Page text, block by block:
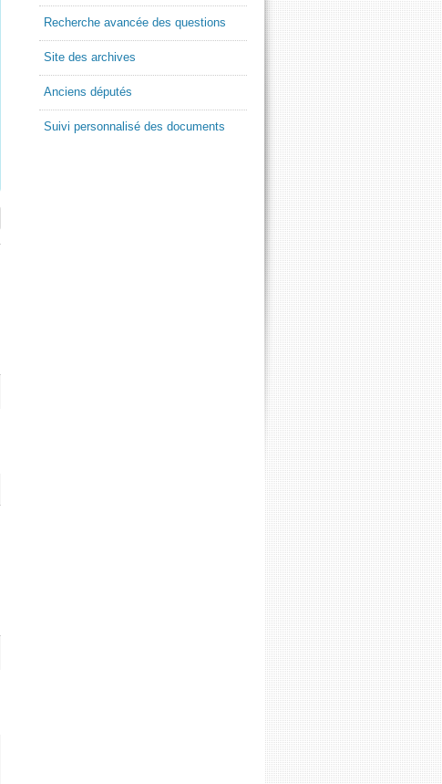
Recherche avancée des questions
Site des archives
Anciens députés
Suivi personnalisé des documents